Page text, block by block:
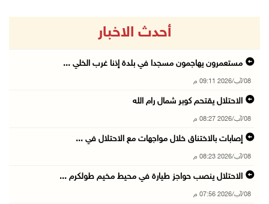
أحدث الاخبار
مستعمرون يهاجمون مسجدا في بلدة إذنا غرب الخلي ...
08/آب/2026 09:11 م
الاحتلال يقتحم كوبر شمال رام الله
08/آب/2026 08:27 م
إصابات بالاختناق خلال مواجهات مع الاحتلال في ...
08/آب/2026 08:23 م
الاحتلال ينصب حواجز طيارة في محيط مخيم طولكرم ...
08/آب/2026 07:56 م